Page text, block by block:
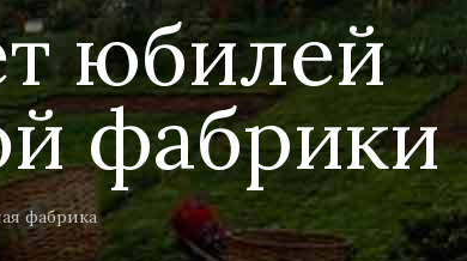
юбилей
фабрики
фабрика